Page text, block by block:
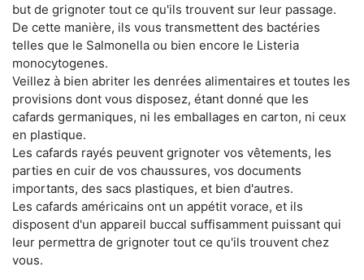
but de grignoter tout ce qu'ils trouvent sur leur passage.
De cette manière, ils vous transmettent des bactéries
telles que le Salmonella ou bien encore le Listeria
monocytogenes.
Veillez à bien abriter les denrées alimentaires et toutes les
provisions dont vous disposez, étant donné que les
cafards germaniques, ni les emballages en carton, ni ceux
en plastique.
Les cafards rayés peuvent grignoter vos vêtements, les
parties en cuir de vos chaussures, vos documents
importants, des sacs plastiques, et bien d'autres.
Les cafards américains ont un appétit vorace, et ils
disposent d'un appareil buccal suffisamment puissant qui
leur permettra de grignoter tout ce qu'ils trouvent chez
vous.